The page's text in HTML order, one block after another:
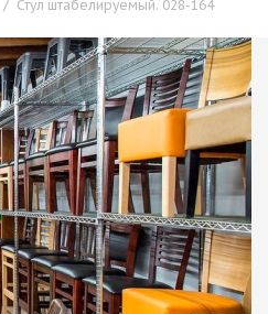
/ Стул штабелируемый. 028-164